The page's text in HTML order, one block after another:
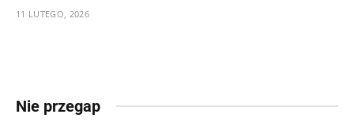
11 LUTEGO, 2026
Nie przegap